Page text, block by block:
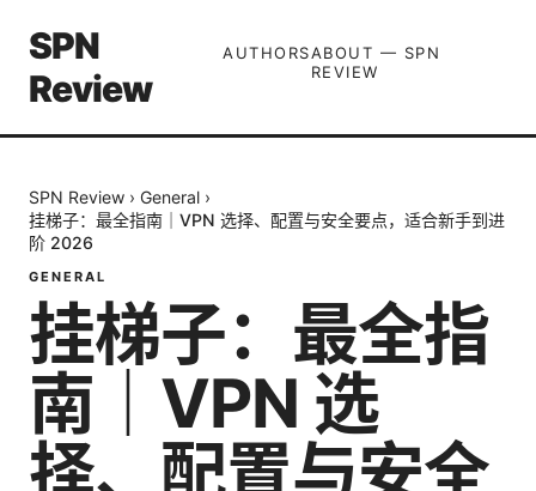
SPN
Review
AUTHORSABOUT — SPN
REVIEW
SPN Review › General ›
挂梯子：最全指南｜VPN 选择、配置与安全要点，适合新手到进
阶 2026
GENERAL
挂梯子：最全指
南｜VPN 选
择、配置与安全